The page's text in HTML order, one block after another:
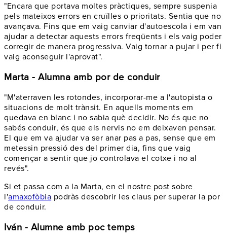
"Encara que portava moltes pràctiques, sempre suspenia
pels mateixos errors en cruïlles o prioritats. Sentia que no
avançava. Fins que em vaig canviar d'autoescola i em van
ajudar a detectar aquests errors freqüents i els vaig poder
corregir de manera progressiva. Vaig tornar a pujar i per fi
vaig aconseguir l'aprovat".
Marta - Alumna amb por de conduir
"M'aterraven les rotondes, incorporar-me a l'autopista o
situacions de molt trànsit. En aquells moments em
quedava en blanc i no sabia què decidir. No és que no
sabés conduir, és que els nervis no em deixaven pensar.
El que em va ajudar va ser anar pas a pas, sense que em
metessin pressió des del primer dia, fins que vaig
començar a sentir que jo controlava el cotxe i no al
revés".
Si et passa com a la Marta, en el nostre post sobre
l'amaxofòbia podràs descobrir les claus per superar la por
de conduir.
Iván - Alumne amb poc temps